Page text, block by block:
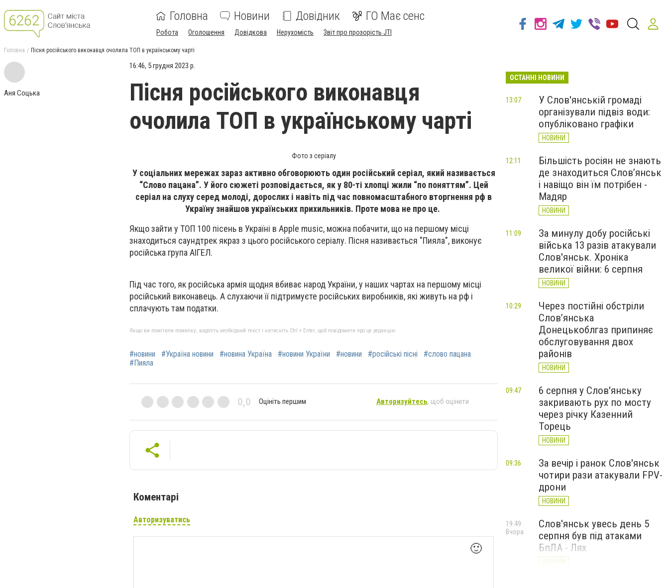
Головна Новини Довідник ГО Має сенс
Робота Оголошення Довідкова Нерухомість Звіт про прозорість JTI
Головна Пісня російського виконавця очолила ТОП в українському чарті
Аня Соцька
16:46, 5 грудня 2023 р.
Пісня російського виконавця
очолила ТОП в українському чарті
Фото з серіалу
У соціальних мережах зараз активно обговорюють один російський серіал, який називається
“Слово пацана”. У його сюжеті розповідається, як у 80-ті хлопці жили “по поняттям”. Цей
серіал на слуху серед молоді, дорослих і навіть під час повномасштабного вторгнення рф в
Україну знайшов українських прихильників. Проте мова не про це.
Якщо зайти у ТОП 100 пісень в Україні в Apple music, можна побачити, що на першому місці
знаходиться саундтрек якраз з цього російського серіалу. Пісня називається "Пияла", виконує
російська група АІГЕЛ.
Під час того, як російська армія щодня вбиває народ України, у наших чартах на першому місці
російський виконавець. А слухаючи її підтримуєте російських виробників, які живуть на рф і
сплачують там податки.
Якщо ви помітили помилку, виділіть необхідний текст і натисніть Ctrl + Enter, щоб повідомити про це редакцію
#новини #Україна новини #новина Україна #новини України #новини #російські пісні
#слово пацана
#Пияла
0,0 Оцініть першим Авторизуйтесь, щоб оцінити
Коментарі
Авторизуватись
🙂
ОСТАННІ НОВИНИ
У Слов'янській громаді
організували підвіз води:
опубліковано графіки
НОВИНИ
13:07
Більшість росіян не знають
де знаходиться Слов’янськ
і навіщо він їм потрібен -
Мадяр
НОВИНИ
12:11
За минулу добу російські
війська 13 разів атакували
Слов'янськ. Хроніка
великої війни: 6 серпня
НОВИНИ
11:09
Через постійні обстріли
Слов’янська
Донецькоблгаз припиняє
обслуговування двох
районів
НОВИНИ
10:29
6 серпня у Слов'янську
закривають рух по мосту
через річку Казенний
Торець
НОВИНИ
09:47
За вечір і ранок Слов'янськ
чотири рази атакували FPV-
дрони
НОВИНИ
09:36
Слов'янськ увесь день 5
серпня був під атаками
БпЛА - Лях
НОВИНИ
19:49
Вчора